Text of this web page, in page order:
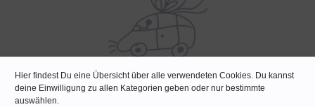
Hier findest Du eine Übersicht über alle verwendeten Cookies. Du kannst
deine Einwilligung zu allen Kategorien geben oder nur bestimmte
auswählen.
SCHNELLE LIEFERUNG